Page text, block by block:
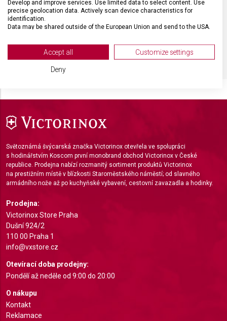
DRUH ZBOŽÍ Kuchyňské vybavení
Světoznámá švýcarská značka Victorinox otevřela ve spolupráci
s hodinářstvím Koscom první monobrand obchod Victorinox v České
republice. Prodejna nabízí rozmanitý sortiment produktů Victorinox
na prestižním místě v blízkosti Staroměstského náměstí; od slavného
armádního nože až po kuchyňské vybavení, cestovní zavazadla a hodinky.
Prodejna:
Victorinox Store Praha
Dušní 924/2
110 00 Praha 1
info@vxstore.cz
Otevírací doba prodejny:
Pondělí až neděle od 9:00 do 20:00
O nákupu
Kontakt
Reklamace
Develop and improve services. Use limited data to select content. Use
precise geolocation data. Actively scan device characteristics for
identification.
Data may be shared outside of the European Union and send to the USA.
View Partner List (2 IAB Vendors)
We use your data for the following purposes:
Use profiles to select personalised
advertising
Create profiles to personalise content
Use profiles to select personalised content
Measure advertising performance
Measure content performance
Understand audiences through statistics or
combinations of data from different sources
Develop and improve services
Use limited data to select content
Accept all Customize settings
Deny